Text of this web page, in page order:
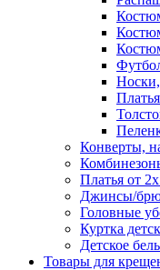
Конверты,
Платья от
Джинсы/
Головные
Куртка
Детское
Товары для